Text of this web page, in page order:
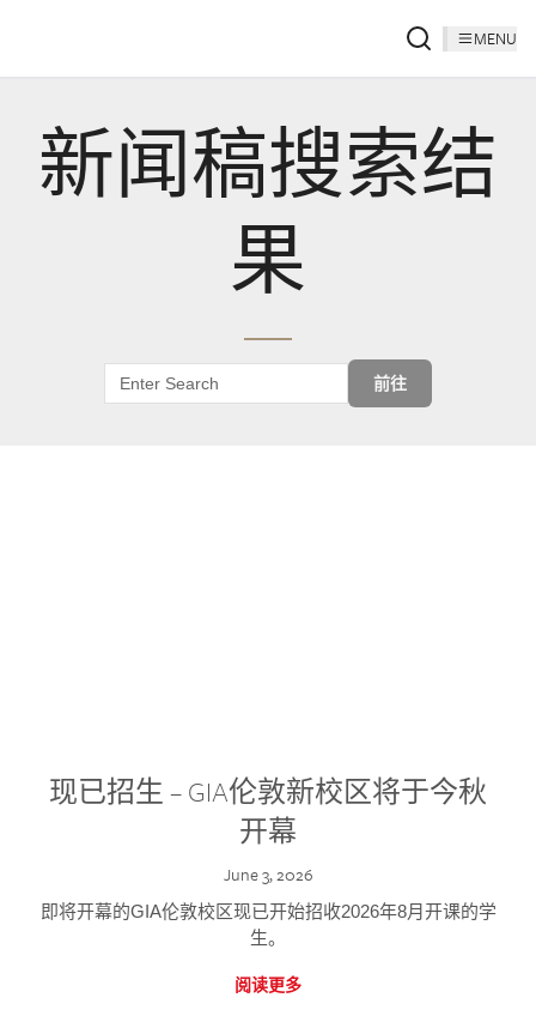
MENU
新闻稿搜索结
果
前往
现已招生 – GIA伦敦新校区将于今秋
开幕
June 3, 2026
即将开幕的GIA伦敦校区现已开始招收2026年8月开课的学
生。
阅读更多